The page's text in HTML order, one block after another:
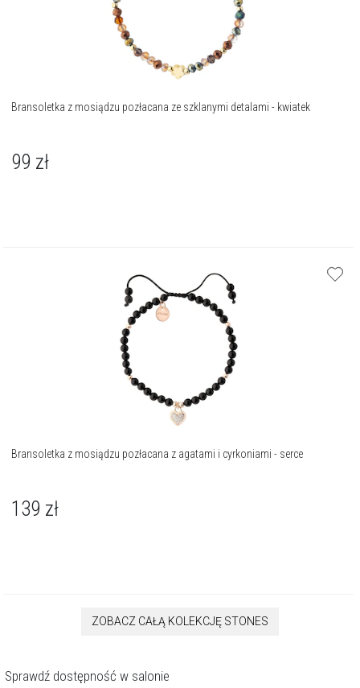
Bransoletka z mosiądzu pozłacana ze szklanymi detalami - kwiatek
99 zł
Bransoletka z mosiądzu pozłacana z agatami i cyrkoniami - serce
139 zł
ZOBACZ CAŁĄ KOLEKCJĘ STONES
Sprawdź dostępność w salonie